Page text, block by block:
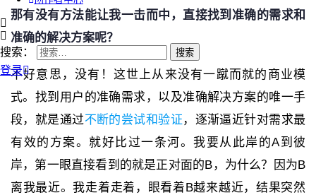
搜索：
登录
那有没有方法能让我一击而中，直接找到准确的需求和
准确的解决方案呢？
不好意思，没有！这世上从来没有一蹴而就的商业模
式。找到用户的准确需求，以及准确解决方案的唯一手
段，就是通过不断的尝试和验证 ，逐渐逼近针对需求最
有效的方案。就好比过一条河。我要从此岸的A到彼
岸，第一眼直接看到的就是正对面的B，为什么？因为B
离我最近。我走着走着，眼看着B越来越近，结果突然